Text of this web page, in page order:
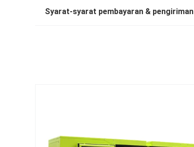
Syarat-syarat pembayaran & pengiriman